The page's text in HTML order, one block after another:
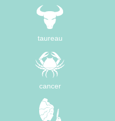
taureau
cancer